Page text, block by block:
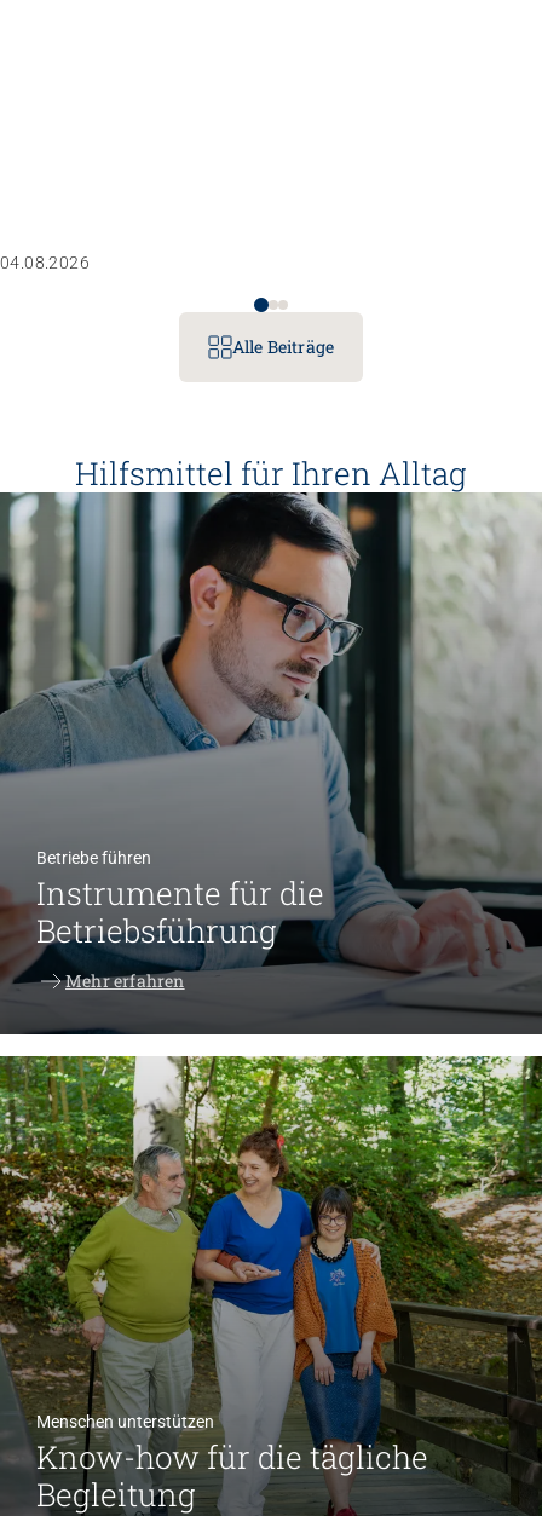
04.08.2026
Alle Beiträge
Hilfsmittel für Ihren Alltag
Betriebe führen
Instrumente für die
Betriebsführung
Mehr erfahren
Menschen unterstützen
Know-how für die tägliche
Begleitung